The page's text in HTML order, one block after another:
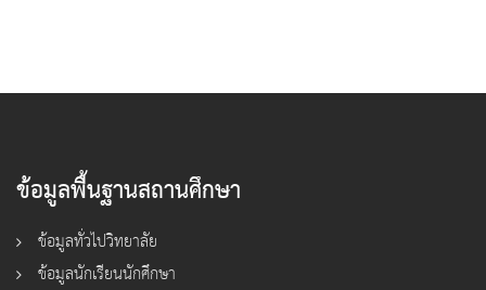
ข้อมูลพื้นฐานสถานศึกษา
ข้อมูลทั่วไปวิทยาลัย
ข้อมูลนักเรียนนักศึกษา